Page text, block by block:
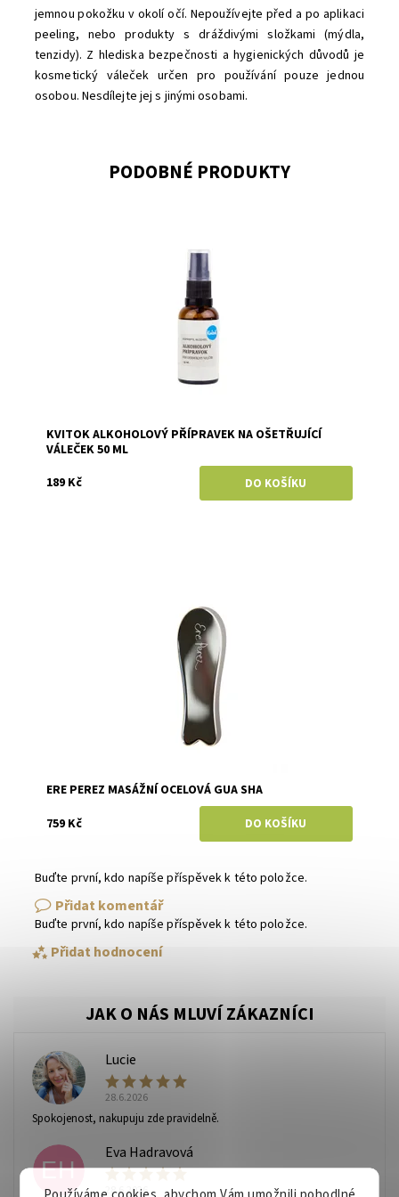
jemnou pokožku v okolí očí. Nepoužívejte před a po aplikaci
peeling, nebo produkty s dráždivými složkami (mýdla,
tenzidy). Z hlediska bezpečnosti a hygienických důvodů je
kosmetický váleček určen pro používání pouze jednou
osobou. Nesdílejte jej s jinými osobami.
PODOBNÉ PRODUKTY
KVITOK ALKOHOLOVÝ PŘÍPRAVEK NA OŠETŘUJÍCÍ
VÁLEČEK 50 ML
189 Kč
ERE PEREZ MASÁŽNÍ OCELOVÁ GUA SHA
759 Kč
Buďte první, kdo napíše příspěvek k této položce.
Přidat komentář
Buďte první, kdo napíše příspěvek k této položce.
Přidat hodnocení
L
Lucie
28.6.2026
Spokojenost, nakupuju zde pravidelně.
EH
Eva Hadravová
28.6.2026